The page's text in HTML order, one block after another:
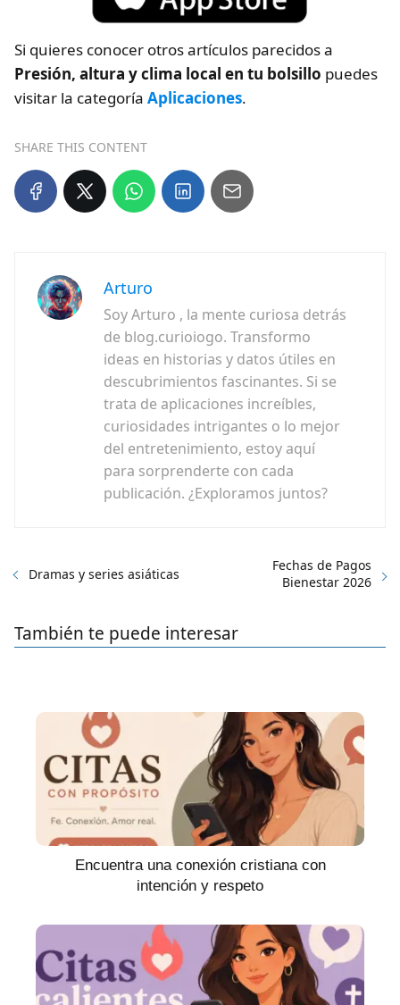
Si quieres conocer otros artículos parecidos a
Presión, altura y clima local en tu bolsillo puedes
visitar la categoría Aplicaciones.
SHARE THIS CONTENT
Arturo
Soy Arturo , la mente curiosa detrás
de blog.curioiogo. Transformo
ideas en historias y datos útiles en
descubrimientos fascinantes. Si se
trata de aplicaciones increíbles,
curiosidades intrigantes o lo mejor
del entretenimiento, estoy aquí
para sorprenderte con cada
publicación. ¿Exploramos juntos?
Dramas y series asiáticas
Fechas de Pagos
Bienestar 2026
También te puede interesar
Encuentra una conexión cristiana con
intención y respeto